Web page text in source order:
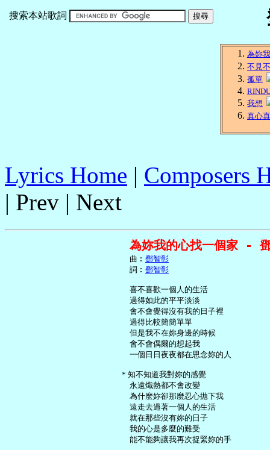
搜索本站歌詞
為妳
不見
孤單
我想
真心
Lyrics Home | Composers
| Prev | Next
為妳我的心找一個家 -
     曲︰
鄧智彰
     詞︰
鄧智彰
     喜不喜歡一個人的生活
     過得如此的平平淡淡
     會不會覺得沒有我的日子裡
     過得比較簡簡單單
     但是我不在妳身邊的時候
     會不會偶爾的想起我
     一個日日夜夜都在思念妳的人
   ＊知不知道我對妳的感覺
     永遠熾熱都不會改變
     為什麼妳卻那麼忍心拋下我
     遠走去過著一個人的生活
     就在那些沒有妳的日子
     我的心是多麼的難受
     能不能夠讓我再次捉緊妳的手